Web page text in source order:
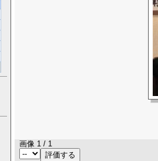
画像 1 / 1